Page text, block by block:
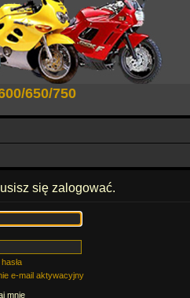
650/750
się zalogować.
e-mail aktywacyjny
mnie